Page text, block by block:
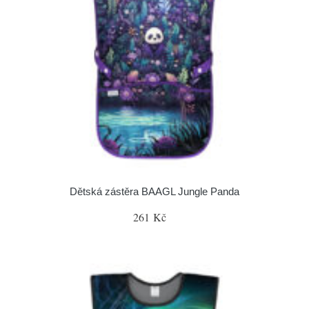
Dětská zástěra BAAGL Jungle Panda
261 Kč